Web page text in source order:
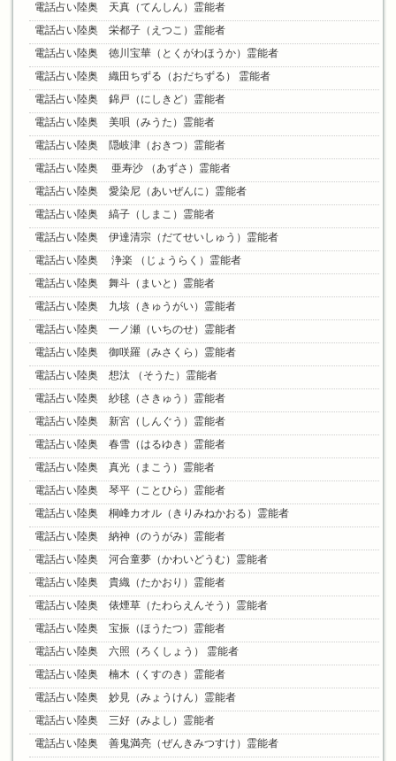
電話占い陸奥 天真（てんしん）霊能者
電話占い陸奥 栄都子（えつこ）霊能者
電話占い陸奥 徳川宝華（とくがわほうか）霊能者
電話占い陸奥 織田ちずる（おだちずる） 霊能者
電話占い陸奥 錦戸（にしきど）霊能者
電話占い陸奥 美唄（みうた）霊能者
電話占い陸奥 隠岐津（おきつ）霊能者
電話占い陸奥 亜寿沙 （あずさ）霊能者
電話占い陸奥 愛染尼（あいぜんに）霊能者
電話占い陸奥 縞子（しまこ）霊能者
電話占い陸奥 伊達清宗（だてせいしゅう）霊能者
電話占い陸奥 浄楽 （じょうらく）霊能者
電話占い陸奥 舞斗（まいと）霊能者
電話占い陸奥 九垓（きゅうがい）霊能者
電話占い陸奥 一ノ瀬（いちのせ）霊能者
電話占い陸奥 御咲羅（みさくら）霊能者
電話占い陸奥 想汰 （そうた）霊能者
電話占い陸奥 紗毬（さきゅう）霊能者
電話占い陸奥 新宮（しんぐう）霊能者
電話占い陸奥 春雪（はるゆき）霊能者
電話占い陸奥 真光（まこう）霊能者
電話占い陸奥 琴平（ことひら）霊能者
電話占い陸奥 桐峰カオル（きりみねかおる）霊能者
電話占い陸奥 納神（のうがみ）霊能者
電話占い陸奥 河合童夢（かわいどうむ）霊能者
電話占い陸奥 貴織（たかおり）霊能者
電話占い陸奥 俵煙草（たわらえんそう）霊能者
電話占い陸奥 宝振（ほうたつ）霊能者
電話占い陸奥 六照（ろくしょう） 霊能者
電話占い陸奥 楠木（くすのき）霊能者
電話占い陸奥 妙見（みょうけん）霊能者
電話占い陸奥 三好（みよし）霊能者
電話占い陸奥 善鬼満亮（ぜんきみつすけ）霊能者